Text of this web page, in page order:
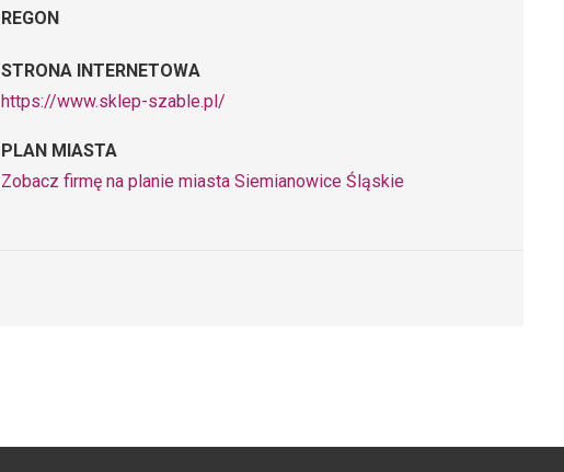
REGON
STRONA INTERNETOWA
https://www.sklep-szable.pl/
PLAN MIASTA
Zobacz firmę na planie miasta Siemianowice Śląskie